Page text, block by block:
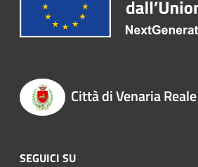
Città di Venaria Reale
SEGUICI SU